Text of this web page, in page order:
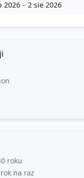
2026– 2 sie 2026
roku
na raz